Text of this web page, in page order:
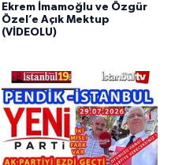
Ekrem İmamoğlu ve Özgür
Özel’e Açık Mektup
(VİDEOLU)